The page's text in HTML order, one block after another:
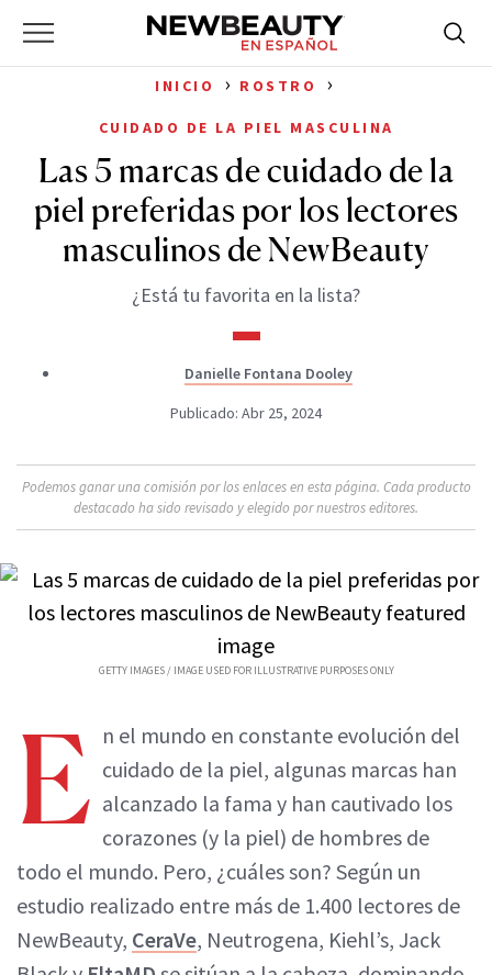
Primary
NewBeauty
for:
INICIO › ROSTRO ›
CUIDADO DE LA PIEL MASCULINA
Las 5 marcas de cuidado de la
piel preferidas por los lectores
masculinos de NewBeauty
¿Está tu favorita en la lista?
Danielle Fontana Dooley
Publicado: Abr 25, 2024
Podemos ganar una comisión por los enlaces en esta página. Cada producto
destacado ha sido revisado y elegido por nuestros editores.
GETTY IMAGES / IMAGE USED FOR ILLUSTRATIVE PURPOSES ONLY
E n el mundo en constante evolución del
cuidado de la piel, algunas marcas han
alcanzado la fama y han cautivado los
corazones (y la piel) de hombres de
todo el mundo. Pero, ¿cuáles son? Según un
estudio realizado entre más de 1.400 lectores de
NewBeauty, CeraVe, Neutrogena, Kiehl’s, Jack